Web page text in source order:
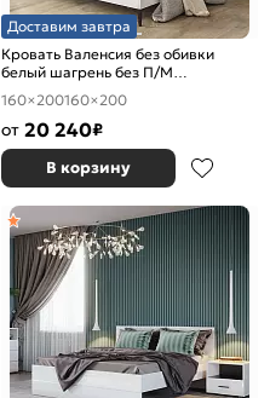
Доставим завтра
Кровать Валенсия без обивки
белый шагрень без П/М
1600x2000, изголовье мягкое
160×200160×200
от 20 240₽
В корзину